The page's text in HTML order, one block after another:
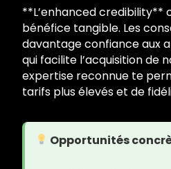
**L’enhanced credibility**
bénéfice tangible. Les
davantage confiance aux
qui facilite l’acquisition de
expertise reconnue te
tarifs plus élevés et de
Opportunités